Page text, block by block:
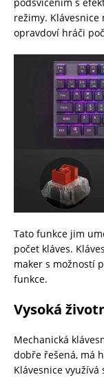
režimy.
opravdoví hráči
Tato funkce jim
počet kláves.
maker s možností
funkce.
Vysoká
Mechanická
dobře řešená, má
Klávesnice